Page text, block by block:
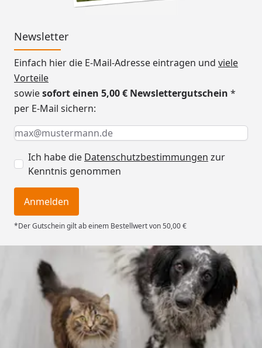
Newsletter
Einfach hier die E-Mail-Adresse eintragen und viele
Vorteile
sowiesofort einen 5,00 € Newslettergutschein *
per E-Mail sichern:
Keine Eingabe erforderlich
Eingabe erforderlich
E-Mail *
Ich habe die Datenschutzbestimmungen zur
Kenntnis genommen
Anmelden
*Der Gutschein gilt ab einem Bestellwert von 50,00 €
Trusted Shops
4,73/ 5